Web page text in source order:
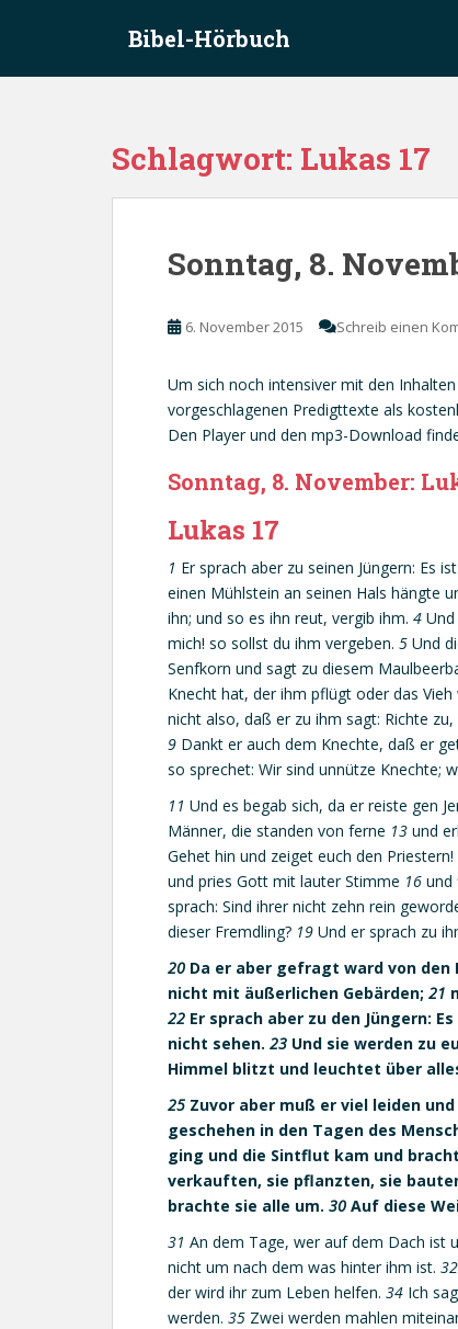
Bibel-Hörbuch
Schlagwort: Lukas 17
Sonntag, 8.
6. November 2015 Schreib einen
Um sich noch intensiver mit den
vorgeschlagenen Predigttexte als
Den Player und den mp3-Download
Sonntag, 8. November:
Lukas 17
1 Er sprach aber zu seinen Jüngern: Es
einen Mühlstein an seinen Hals hängte
ihn; und so es ihn reut, vergib ihm. 4
mich! so sollst du ihm vergeben. 5 Und
Senfkorn und sagt zu diesem
Knecht hat, der ihm pflügt oder das
nicht also, daß er zu ihm sagt: Richte
9 Dankt er auch dem Knechte, daß er
so sprechet: Wir sind unnütze Knechte;
11 Und es begab sich, da er reiste gen
Männer, die standen von ferne 13 und
Gehet hin und zeiget euch den
und pries Gott mit lauter Stimme 16 und
sprach: Sind ihrer nicht zehn rein
dieser Fremdling? 19 Und er sprach zu
20 Da er aber gefragt ward von den
nicht mit äußerlichen Gebärden; 21
22 Er sprach aber zu den Jüngern:
nicht sehen. 23 Und sie werden zu
Himmel blitzt und leuchtet über
25 Zuvor aber muß er viel leiden
geschehen in den Tagen des
ging und die Sintflut kam und
verkauften, sie pflanzten, sie
brachte sie alle um. 30 Auf diese
31 An dem Tage, wer auf dem Dach ist
nicht um nach dem was hinter ihm ist. 32
der wird ihr zum Leben helfen. 34 Ich
werden. 35 Zwei werden mahlen